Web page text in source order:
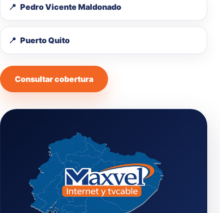
Pedro Vicente Maldonado
Puerto Quito
Consultar cobertura